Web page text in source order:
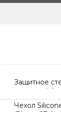
Защитное
упаковке)
Чехол
iPhone 17 Air